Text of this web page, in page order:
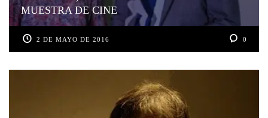
MUESTRA DE CINE
2 DE MAYO DE 2016 0